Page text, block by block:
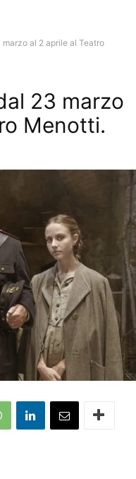
al 2 aprile al Teatro
23 marzo
Menotti.